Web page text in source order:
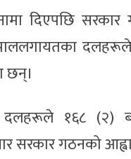
दिएपछि
छन्।
दलहरूले १६८
गठनको